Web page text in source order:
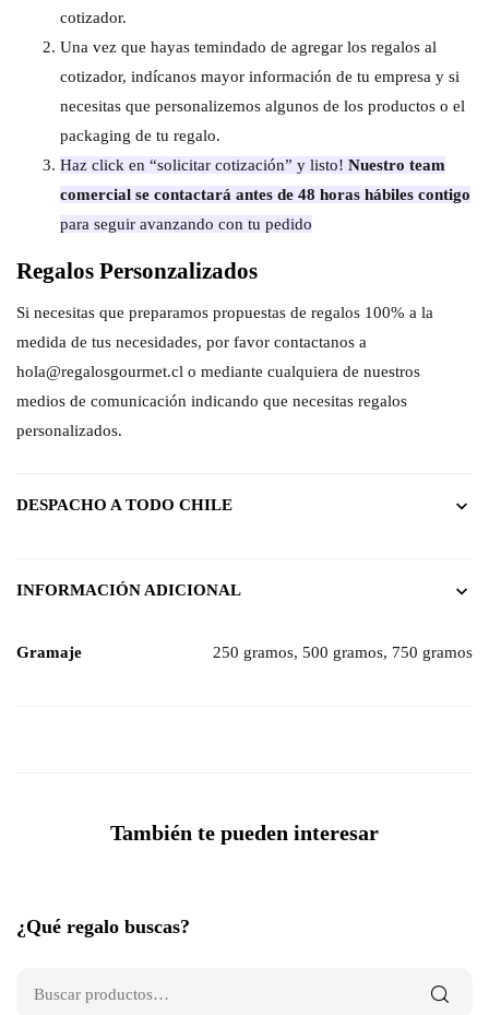
cotizador.
Una vez que hayas temindado de agregar los regalos al
cotizador, indícanos mayor información de tu empresa y si
necesitas que personalizemos algunos de los productos o el
packaging de tu regalo.
Haz click en “solicitar cotización” y listo! Nuestro team
comercial se contactará antes de 48 horas hábiles contigo
para seguir avanzando con tu pedido
Regalos Personzalizados
Si necesitas que preparamos propuestas de regalos 100% a la
medida de tus necesidades, por favor contactanos a
hola@regalosgourmet.cl o mediante cualquiera de nuestros
medios de comunicación indicando que necesitas regalos
personalizados.
DESPACHO A TODO CHILE
INFORMACIÓN ADICIONAL
Gramaje 250 gramos, 500 gramos, 750 gramos
También te pueden interesar
¿Qué regalo buscas?